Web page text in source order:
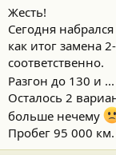
Осталось
Жесть!
Сегодня
как итог замена
соответственно.
Разгон до 130 и
Осталось 2
больше нечему
Пробег 95 000 км.